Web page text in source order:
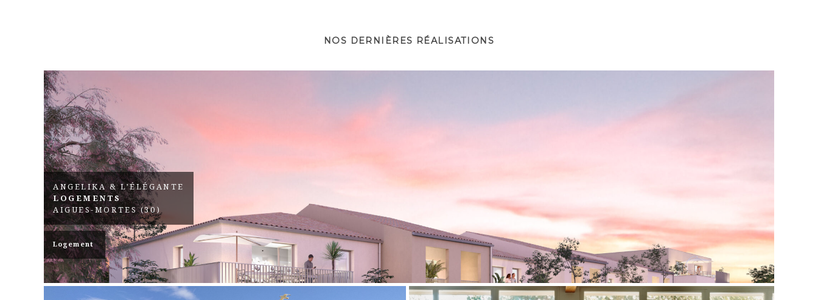
NOS DERNIÈRES RÉALISATIONS
ANGELIKA & L’ÉLÉGANTE
LOGEMENTS
AIGUES-MORTES (30)
Logement